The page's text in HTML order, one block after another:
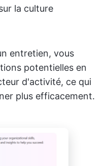
la culture
entretien, vous
potentielles en
d'activité, ce qui
plus efficacement.